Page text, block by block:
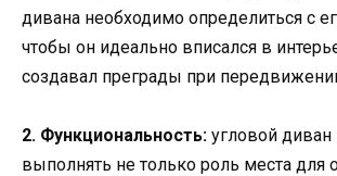
дивана необходимо определиться с
чтобы он идеально вписался в
создавал преграды при
2. Функциональность: угловой
выполнять не только роль места для